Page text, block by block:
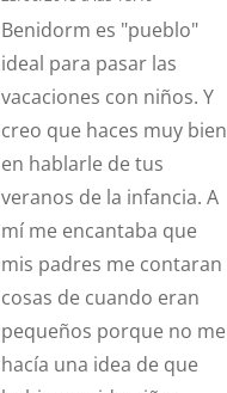
Benidorm es "pueblo"
ideal para pasar las
vacaciones con niños. Y
creo que haces muy bien
en hablarle de tus
veranos de la infancia. A
mí me encantaba que
mis padres me contaran
cosas de cuando eran
pequeños porque no me
hacía una idea de que